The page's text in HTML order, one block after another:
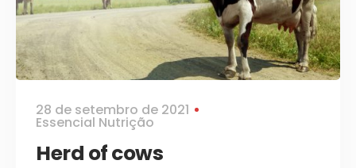
28 de setembro de 2021
Essencial Nutrição
Herd of cows